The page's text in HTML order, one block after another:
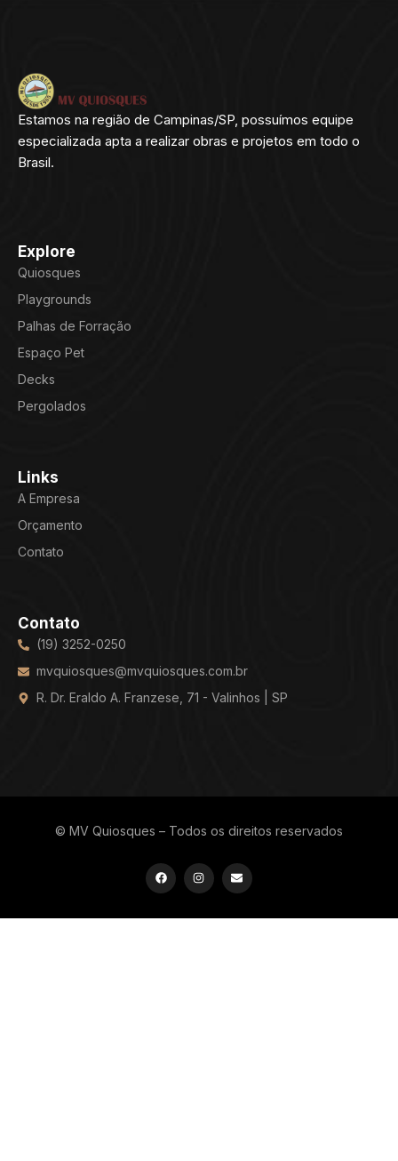
Estamos na região de Campinas/SP, possuímos equipe
especializada apta a realizar obras e projetos em todo o
Brasil.
Explore
Quiosques
Playgrounds
Palhas de Forração
Espaço Pet
Decks
Pergolados
Links
A Empresa
Orçamento
Contato
Contato
(19) 3252-0250
mvquiosques@mvquiosques.com.br
R. Dr. Eraldo A. Franzese, 71 - Valinhos | SP
© MV Quiosques – Todos os direitos reservados